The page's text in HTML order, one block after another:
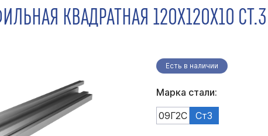
КВАДРАТНАЯ 120Х120Х10
Есть в наличии
Марка стали:
09Г2С
Ст3